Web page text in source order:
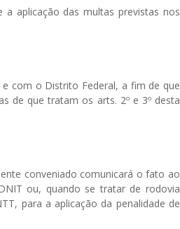
a aplicação das multas previstas nos
com o Distrito Federal, a fim de que
de que tratam os arts. 2º e 3º desta
conveniado comunicará o fato ao
ou, quando se tratar de rodovia
para a aplicação da penalidade de